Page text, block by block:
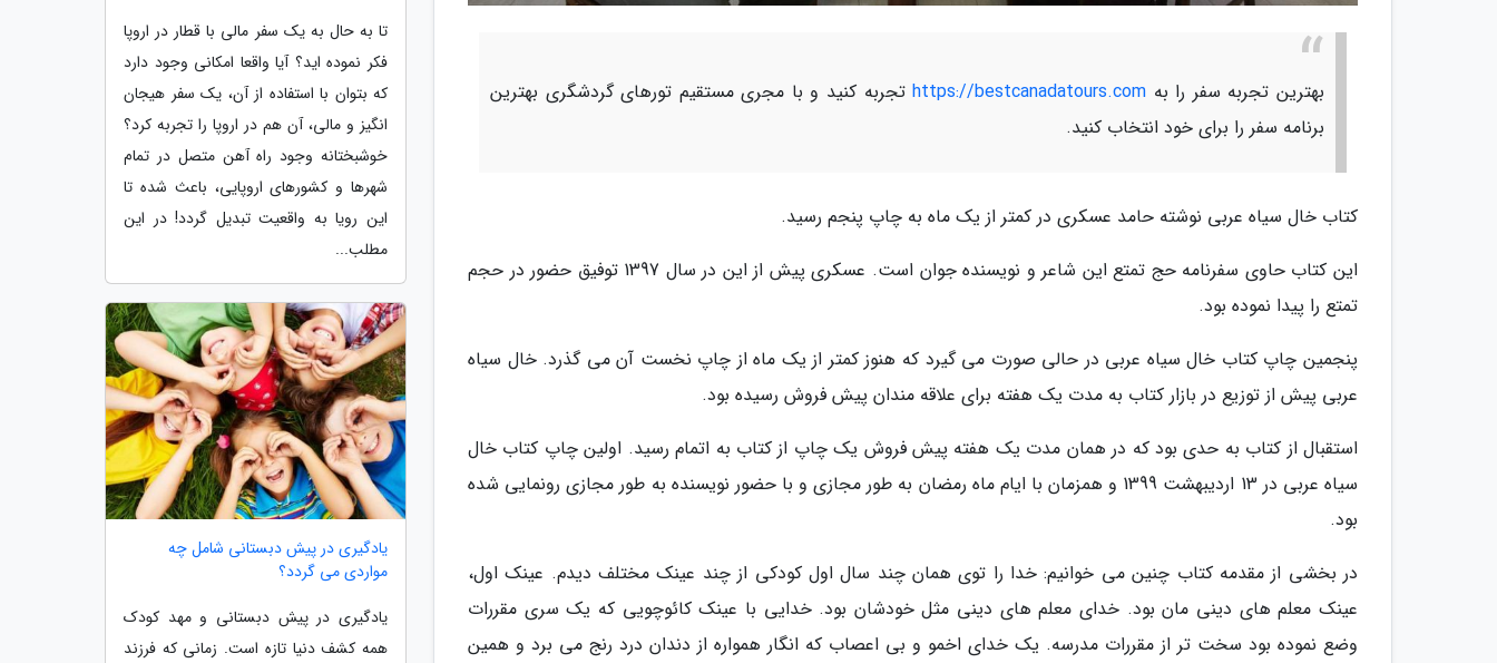
بهترین تجربه سفر را به https://bestcanadatours.comتجربه کنید و با مجری مستقیم تورهای گردشگری بهترین
برنامه سفر را برای خود انتخاب کنید.
کتاب خال سیاه عربی نوشته حامد عسکری در کمتر از یک ماه به چاپ پنجم رسید.
این کتاب حاوی سفرنامه حج تمتع این شاعر و نویسنده جوان است. عسکری پیش از این در سال 1397 توفیق حضور در حجم
تمتع را پیدا نموده بود.
پنجمین چاپ کتاب خال سیاه عربی در حالی صورت می گیرد که هنوز کمتر از یک ماه از چاپ نخست آن می گذرد. خال سیاه
عربی پیش از توزیع در بازار کتاب به مدت یک هفته برای علاقه مندان پیش فروش رسیده بود.
استقبال از کتاب به حدی بود که در همان مدت یک هفته پیش فروش یک چاپ از کتاب به اتمام رسید. اولین چاپ کتاب خال
سیاه عربی در 13 اردیبهشت 1399 و همزمان با ایام ماه رمضان به طور مجازی و با حضور نویسنده به طور مجازی رونمایی شده
بود.
در بخشی از مقدمه کتاب چنین می خوانیم: خدا را توی همان چند سال اول کودکی از چند عینک مختلف دیدم. عینک اول،
عینک معلم های دینی مان بود. خدای معلم های دینی مثل خودشان بود. خدایی با عینک کائوچویی که یک سری مقررات
وضع نموده بود سخت تر از مقررات مدرسه. یک خدای اخمو و بی اعصاب که انگار همواره از دندان درد رنج می برد و همین
تا به حال به یک سفر مالی با قطار در اروپا
فکر نموده اید؟ آیا واقعا امکانی وجود دارد
که بتوان با استفاده از آن، یک سفر هیجان
انگیز و مالی، آن هم در اروپا را تجربه کرد؟
خوشبختانه وجود راه آهن متصل در تمام
شهرها و کشورهای اروپایی، باعث شده تا
این رویا به واقعیت تبدیل گردد! در این
مطلب...
یادگیری در پیش دبستانی شامل چه
مواردی می گردد؟
یادگیری در پیش دبستانی و مهد کودک
همه کشف دنیا تازه است. زمانی که فرزند